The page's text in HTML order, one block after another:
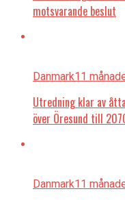
motsvarande beslut
Danmark11
Utredning klar av
över Öresund till
Danmark11